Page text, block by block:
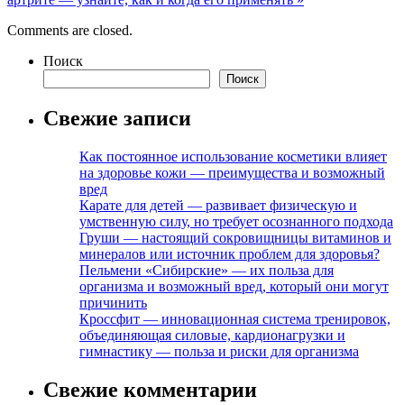
Comments are closed.
Поиск
Поиск
Свежие записи
Как постоянное использование косметики влияет
на здоровье кожи — преимущества и возможный
вред
Карате для детей — развивает физическую и
умственную силу, но требует осознанного подхода
Груши — настоящий сокровищницы витаминов и
минералов или источник проблем для здоровья?
Пельмени «Сибирские» — их польза для
организма и возможный вред, который они могут
причинить
Кроссфит — инновационная система тренировок,
объединяющая силовые, кардионагрузки и
гимнастику — польза и риски для организма
Свежие комментарии